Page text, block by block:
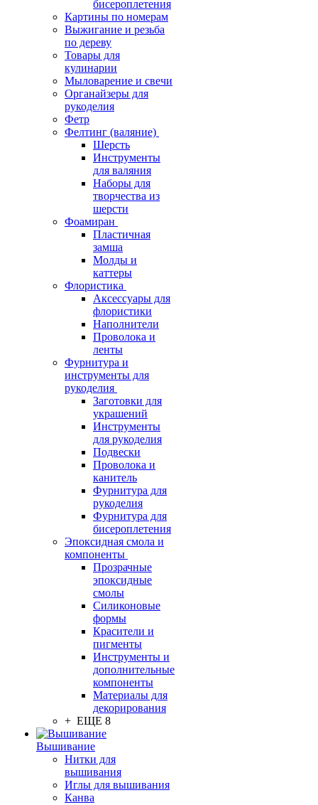
бисероплетения
Картины по номерам
Выжигание и резьба
по дереву
Товары для
кулинарии
Мыловарение и свечи
Органайзеры для
рукоделия
Фетр
Фелтинг (валяние)
Шерсть
Инструменты
для валяния
Наборы для
творчества из
шерсти
Фоамиран
Пластичная
замша
Молды и
каттеры
Флористика
Аксессуары для
флористики
Наполнители
Проволока и
ленты
Фурнитура и
инструменты для
рукоделия
Заготовки для
украшений
Инструменты
для рукоделия
Подвески
Проволока и
канитель
Фурнитура для
рукоделия
Фурнитура для
бисероплетения
Эпоксидная смола и
компоненты
Прозрачные
эпоксидные
смолы
Силиконовые
формы
Красители и
пигменты
Инструменты и
дополнительные
компоненты
Материалы для
декорирования
+ ЕЩЕ 8
Вышивание
Нитки для
вышивания
Иглы для вышивания
Канва